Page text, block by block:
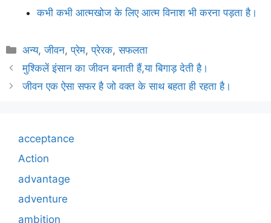
कभी कभी आत्मखोज के लिए आत्म विनाश भी करना पड़ता है।
Categories
अन्य,जीवन,प्रेम,प्रेरक,सफलता
मुश्किलें इंसान का जीवन बनाती हैं,या बिगाड़ देती है।
जीवन एक ऐसा सफर है जो वक्त के साथ बहता ही रहता है।
acceptance
Action
advantage
adventure
ambition